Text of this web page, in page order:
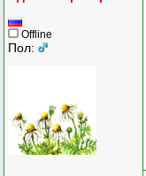
Offline
Пол: